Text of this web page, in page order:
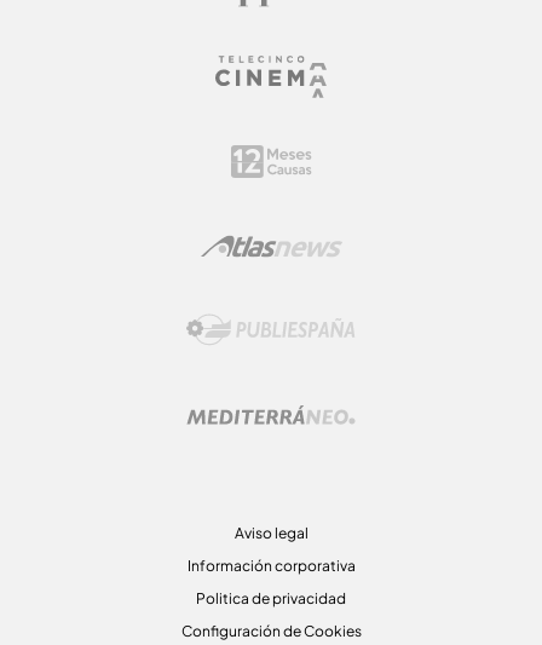
Aviso legal
Información corporativa
Politica de privacidad
Configuración de Cookies